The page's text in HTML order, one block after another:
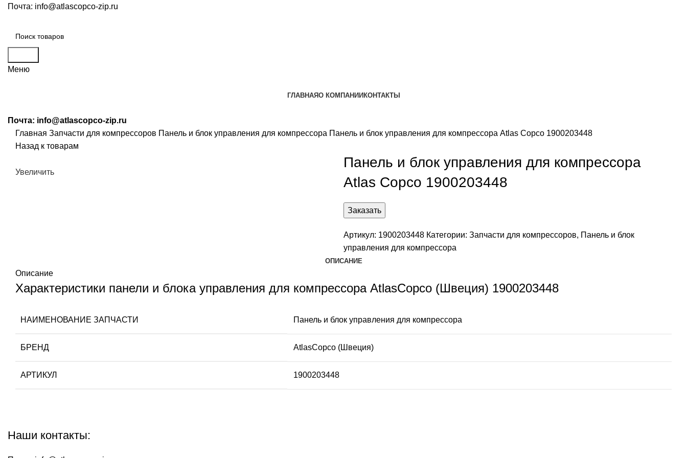
Почта: info@atlascopco-zip.ru
Меню
ГЛАВНАЯО КОМПАНИИ КОНТАКТЫ
Почта: info@atlascopco-zip.ru
Главная Запчасти для компрессоров Панель и блок управления для компрессора Панель и блок управления для компрессора Atlas Copco 1900203448
Назад к товарам
Увеличить
Панель и блок управления для компрессора
Atlas Copco 1900203448
Заказать
Артикул: 1900203448 Категории: Запчасти для компрессоров, Панель и блок
управления для компрессора
ОПИСАНИЕ
Описание
Характеристики панели и блока управления для компрессора AtlasCopco (Швеция) 1900203448
НАИМЕНОВАНИЕ ЗАПЧАСТИ Панель и блок управления для компрессора
БРЕНД AtlasCopco (Швеция)
АРТИКУЛ 1900203448
Наши контакты: